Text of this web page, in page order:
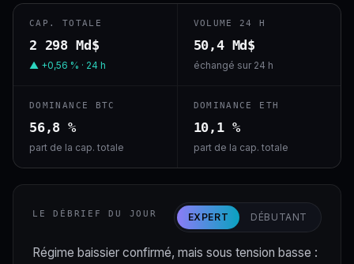
CAP. TOTALE
2 298 Md$
▲ +0,56 % · 24 h
VOLUME 24 H
50,4 Md$
échangé sur 24 h
DOMINANCE BTC
56,8 %
part de la cap. totale
DOMINANCE ETH
10,1 %
part de la cap. totale
LE DÉBRIEF DU JOUR EXPERT DÉBUTANT
Régime baissier confirmé, mais sous tension basse :